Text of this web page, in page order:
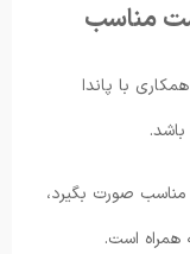
مناسب
با پاندا
صورت بگیرد،
است.